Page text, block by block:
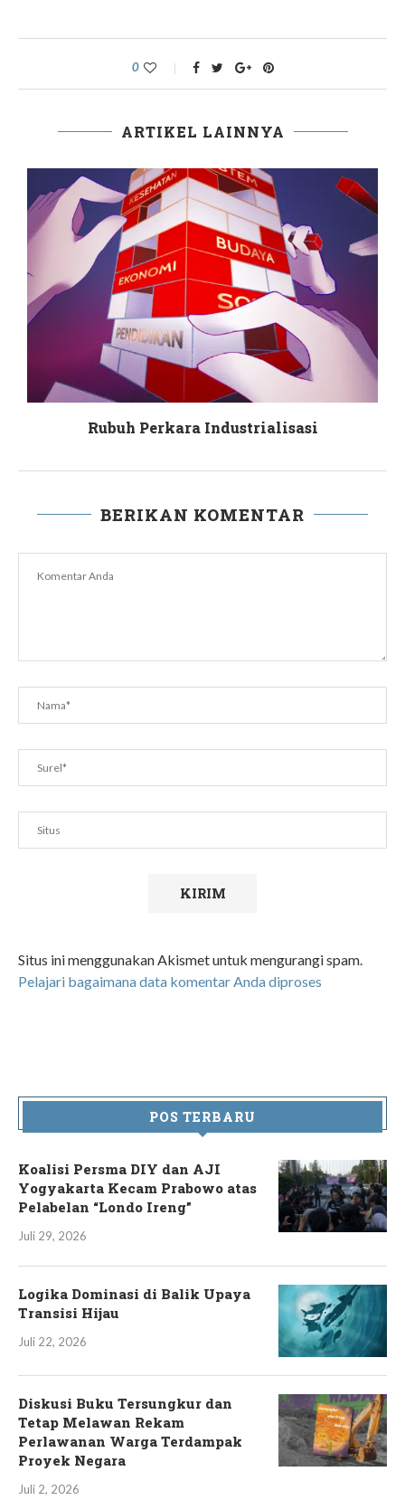
0
ARTIKEL LAINNYA
Rubuh Perkara Industrialisasi
BERIKAN KOMENTAR
Situs ini menggunakan Akismet untuk mengurangi spam.
Pelajari bagaimana data komentar Anda diproses
POS TERBARU
Koalisi Persma DIY dan AJI
Yogyakarta Kecam Prabowo atas
Pelabelan “Londo Ireng”
Juli 29, 2026
Logika Dominasi di Balik Upaya
Transisi Hijau
Juli 22, 2026
Diskusi Buku Tersungkur dan
Tetap Melawan Rekam
Perlawanan Warga Terdampak
Proyek Negara
Juli 2, 2026